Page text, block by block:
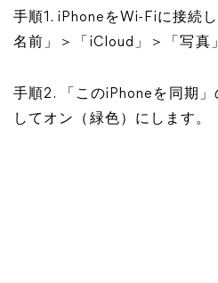
手順1. iPhoneをWi-Fiに接続
名前」＞「iCloud」＞「写真
手順2. 「このiPhoneを同期
してオン（緑色）にします。